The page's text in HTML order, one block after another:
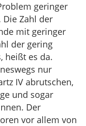
geringer
Zahl der
mit geringer
der gering
heißt es da.
nur
IV abrutschen,
und sogar
Der
vor allem von